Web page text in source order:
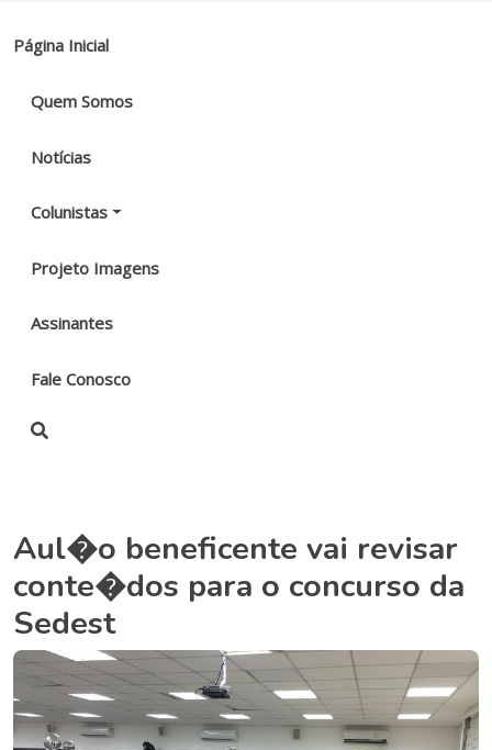
Página Inicial
Quem Somos
Notícias
Colunistas
Projeto Imagens
Assinantes
Fale Conosco
Aul�o beneficente vai revisar
conte�dos para o concurso da
Sedest